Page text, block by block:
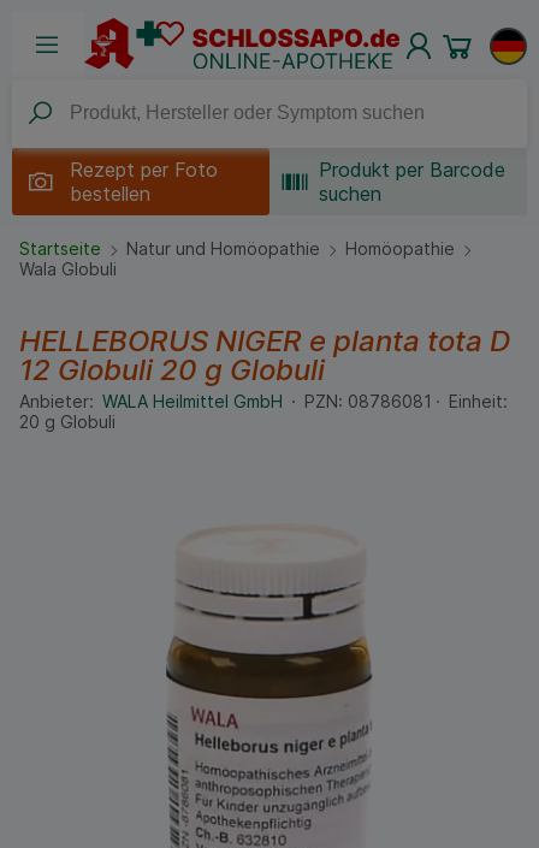
Rezept per Foto
bestellen
Produkt per Barcode
suchen
Startseite Natur und Homöopathie
Homöopathie
Wala Globuli
HELLEBORUS NIGER e planta tota D
12 Globuli 20 g Globuli
Anbieter: WALA Heilmittel GmbH PZN: 08786081
Einheit:
20 g Globuli